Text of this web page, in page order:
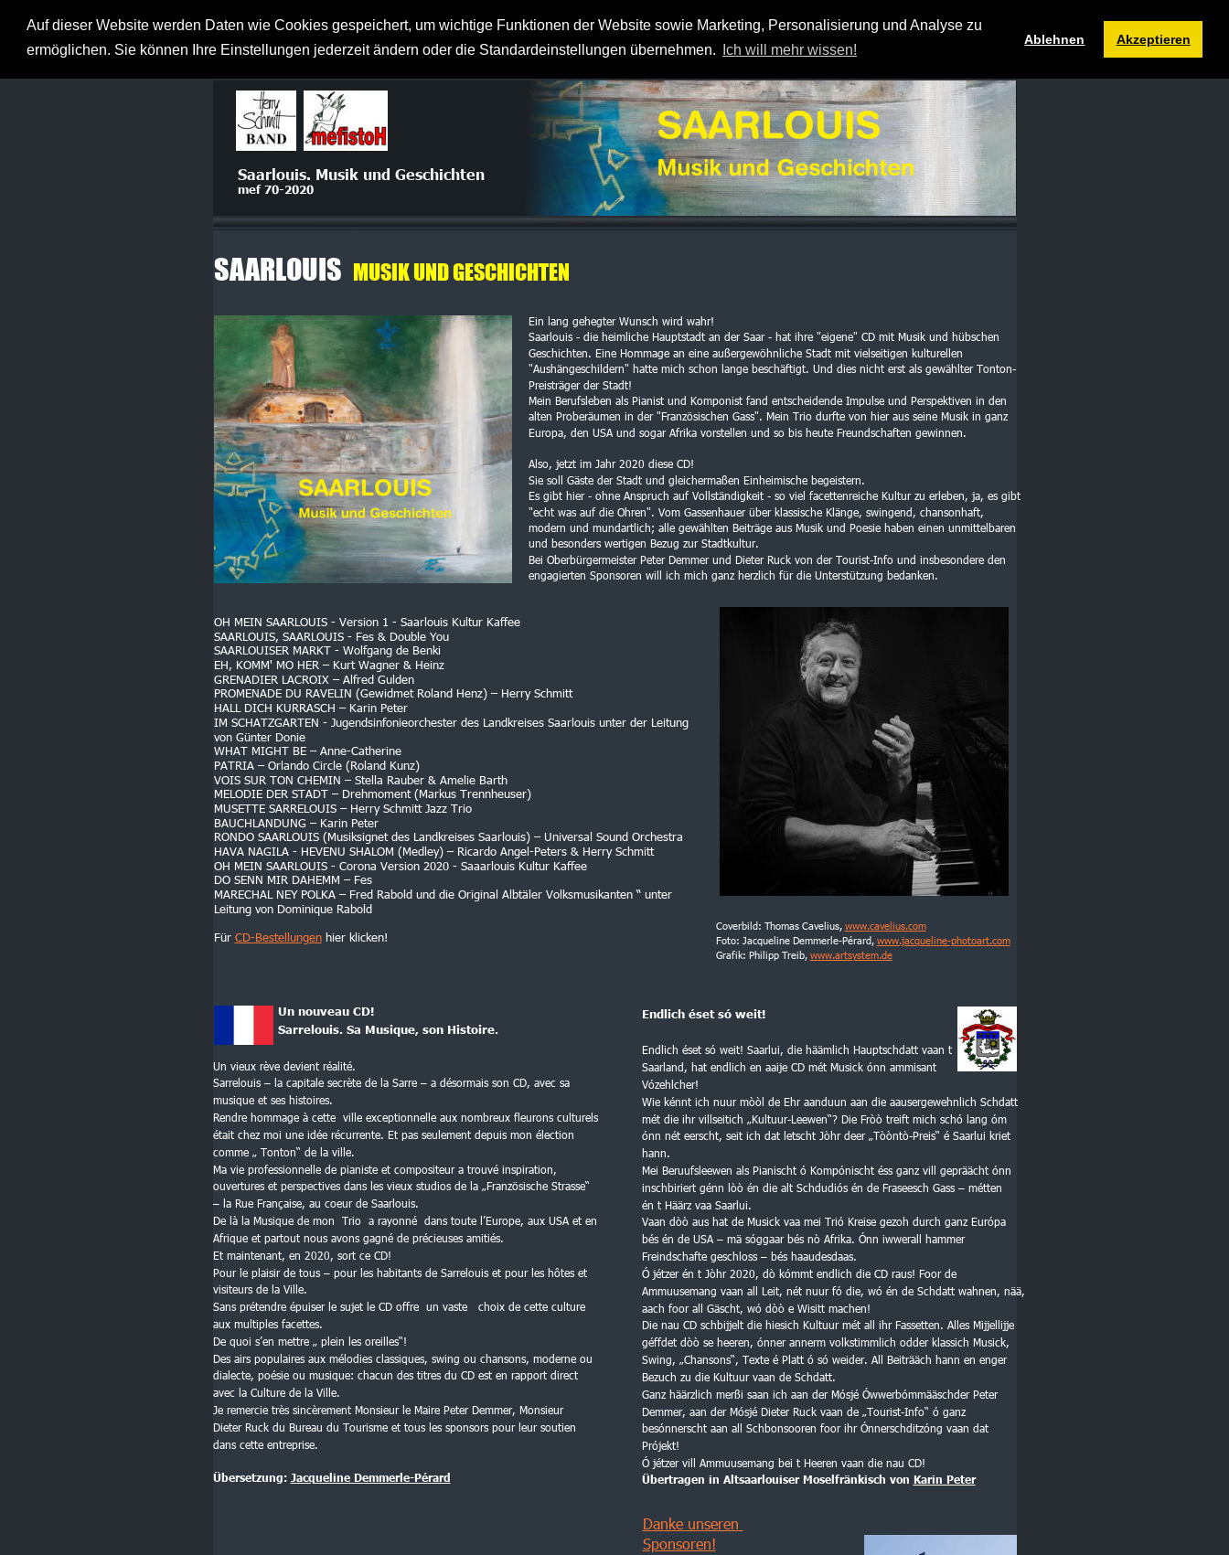
Auf dieser Website werden Daten wie Cookies gespeichert, um wichtige Funktionen der Website sowie Marketing, Personalisierung und Analyse zu
ermöglichen. Sie können Ihre Einstellungen jederzeit ändern oder die Standardeinstellungen übernehmen.
Ich will mehr wissen!
Ablehnen Akzeptieren
Herzlich willkommen bei Herry Schmitt und mefistoH Musik- und Filmproduktion
Ein lang gehegter Wunsch wird wahr!
Saarlouis - die heimliche Hauptstadt an der Saar - hat ihre "eigene" CD mit Musik und hübschen
Geschichten. Eine Hommage an eine außergewöhnliche Stadt mit vielseitigen kulturellen
"Aushängeschildern" hatte mich schon lange beschäftigt. Und dies nicht erst als gewählter Tonton-
Preisträger der Stadt!
Mein Berufsleben als Pianist und Komponist fand entscheidende Impulse und Perspektiven in den
alten Proberäumen in der "Französischen Gass". Mein Trio durfte von hier aus seine Musik in ganz
Europa, den USA und sogar Afrika vorstellen und so bis heute Freundschaften gewinnen.
Also, jetzt im Jahr 2020 diese CD!
Sie soll Gäste der Stadt und gleichermaßen Einheimische begeistern.
Es gibt hier - ohne Anspruch auf Vollständigkeit - so viel facettenreiche Kultur zu erleben, ja, es gibt
"echt was auf die Ohren". Vom Gassenhauer über klassische Klänge, swingend, chansonhaft,
modern und mundartlich; alle gewählten Beiträge aus Musik und Poesie haben einen unmittelbaren
und besonders wertigen Bezug zur Stadtkultur.
Bei Oberbürgermeister Peter Demmer und Dieter Ruck von der Tourist-Info und insbesondere den
engagierten Sponsoren will ich mich ganz herzlich für die Unterstützung bedanken.
Saarlouis. Musik und Geschichten
mef 70-2020
OH MEIN SAARLOUIS - Version 1 - Saarlouis Kultur Kaffee
SAARLOUIS, SAARLOUIS - Fes & Double You
SAARLOUISER MARKT - Wolfgang de Benki
EH, KOMM' MO HER – Kurt Wagner & Heinz
GRENADIER LACROIX – Alfred Gulden
PROMENADE DU RAVELIN (Gewidmet Roland Henz) – Herry Schmitt
HALL DICH KURRASCH – Karin Peter
IM SCHATZGARTEN - Jugendsinfonieorchester des Landkreises Saarlouis unter der Leitung
von Günter Donie
WHAT MIGHT BE – Anne-Catherine
PATRIA – Orlando Circle (Roland Kunz)
VOIS SUR TON CHEMIN – Stella Rauber & Amelie Barth
MELODIE DER STADT – Drehmoment (Markus Trennheuser)
MUSETTE SARRELOUIS – Herry Schmitt Jazz Trio
BAUCHLANDUNG – Karin Peter
RONDO SAARLOUIS (Musiksignet des Landkreises Saarlouis) – Universal Sound Orchestra
HAVA NAGILA - HEVENU SHALOM (Medley) – Ricardo Angel-Peters & Herry Schmitt
OH MEIN SAARLOUIS - Corona Version 2020 - Saaarlouis Kultur Kaffee
DO SENN MIR DAHEMM – Fes
MARECHAL NEY POLKA – Fred Rabold und die Original Albtäler Volksmusikanten “ unter
Leitung von Dominique Rabold
Für CD-Bestellungen hier klicken!
Coverbild: Thomas Cavelius, www.cavelius.com
Foto: Jacqueline Demmerle-Pérard, www.jacqueline-photoart.com
Grafik: Philipp Treib, www.artsystem.de
Un nouveau CD!
Sarrelouis. Sa Musique, son Histoire.
Un vieux rève devient réalité.
Sarrelouis – la capitale secrète de la Sarre – a désormais son CD, avec sa
musique et ses histoires.
Rendre hommage à cette  ville exceptionnelle aux nombreux fleurons culturels
était chez moi une idée récurrente. Et pas seulement depuis mon élection
comme „ Tonton“ de la ville.
Ma vie professionnelle de pianiste et compositeur a trouvé inspiration,
ouvertures et perspectives dans les vieux studios de la „Französische Strasse“
– la Rue Française, au coeur de Saarlouis.
De là la Musique de mon  Trio  a rayonné  dans toute l’Europe, aux USA et en
Afrique et partout nous avons gagné de précieuses amitiés.
Et maintenant, en 2020, sort ce CD!
Pour le plaisir de tous – pour les habitants de Sarrelouis et pour les hôtes et
visiteurs de la Ville.
Sans prétendre épuiser le sujet le CD offre  un vaste   choix de cette culture
aux multiples facettes.
De quoi s’en mettre „ plein les oreilles“!
Des airs populaires aux mélodies classiques, swing ou chansons, moderne ou
dialecte, poésie ou musique: chacun des titres du CD est en rapport direct
avec la Culture de la Ville.
Je remercie très sincèrement Monsieur le Maire Peter Demmer, Monsieur
Dieter Ruck du Bureau du Tourisme et tous les sponsors pour leur soutien
dans cette entreprise.
Übersetzung: Jacqueline Demmerle-Pérard
Endlich éset só weit!
Endlich éset só weit! Saarlui, die häämlich Hauptschdatt vaan t
Saarland, hat endlich en aaije CD mét Musick ónn ammisant
Vózehlcher!
Wie kénnt ich nuur mòòl de Ehr aanduun aan die aausergewehnlich Schdatt
mét die ihr villseitich „Kultuur-Leewen“? Die Fròò treift mich schó lang óm
ónn nét eerscht, seit ich dat letscht Jòhr deer „Tòòntò-Preis“ é Saarlui kriet
hann.
Mei Beruufsleewen als Pianischt ó Kompónischt éss ganz vill gepräächt ónn
inschbiriert génn lòò én die alt Schdudiós én de Fraseesch Gass – métten
én t Häärz vaa Saarlui.
Vaan dòò aus hat de Musick vaa mei Trió Kreise gezoh durch ganz Európa
bés én de USA – mä sóggaar bés nò Afrika. Ónn iwwerall hammer
Freindschafte geschloss – bés haaudesdaas.
Ó jétzer én t Jòhr 2020, dò kómmt endlich die CD raus! Foor de
Ammuusemang vaan all Leit, nét nuur fó die, wó én de Schdatt wahnen, nää,
aach foor all Gäscht, wó dòò e Wisitt machen!
Die nau CD schbijjelt die hiesich Kultuur mét all ihr Fassetten. Alles Mijjellijje
géffdet dòò se heeren, ónner annerm volkstimmlich odder klassich Musick,
Swing, „Chansons“, Texte é Platt ó só weider. All Beiträäch hann en enger
Bezuch zu die Kultuur vaan de Schdatt.
Ganz häärzlich merßi saan ich aan der Mósjé Ówwerbómmääschder Peter
Demmer, aan der Mósjé Dieter Ruck vaan de „Tourist-Info“ ó ganz
besónnerscht aan all Schbonsooren foor ihr Ónnerschditzóng vaan dat
Prójekt!
Ó jétzer vill Ammuusemang bei t Heeren vaan die nau CD!
Übertragen in Altsaarlouiser Moselfränkisch von Karin Peter
SAARLOUIS MUSIK UND GESCHICHTEN
Danke unseren
Sponsoren!